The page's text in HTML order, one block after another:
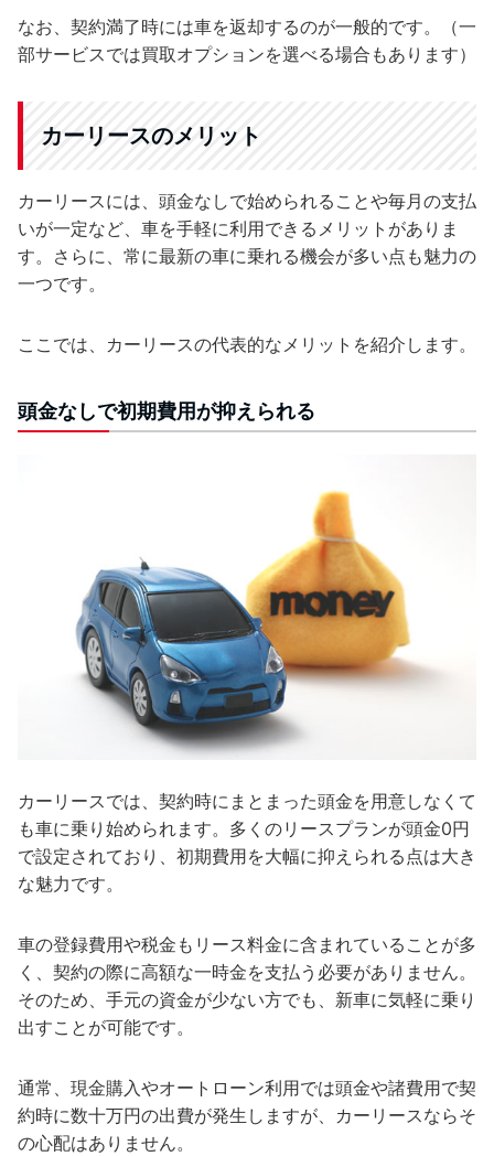
なお、契約満了時には車を返却するのが一般的です。（一
部サービスでは買取オプションを選べる場合もあります）
カーリースのメリット
カーリースには、頭金なしで始められることや毎月の支払
いが一定など、車を手軽に利用できるメリットがありま
す。さらに、常に最新の車に乗れる機会が多い点も魅力の
一つです。
ここでは、カーリースの代表的なメリットを紹介します。
頭金なしで初期費用が抑えられる
カーリースでは、契約時にまとまった頭金を用意しなくて
も車に乗り始められます。多くのリースプランが頭金0円
で設定されており、初期費用を大幅に抑えられる点は大き
な魅力です。
車の登録費用や税金もリース料金に含まれていることが多
く、契約の際に高額な一時金を支払う必要がありません。
そのため、手元の資金が少ない方でも、新車に気軽に乗り
出すことが可能です。
通常、現金購入やオートローン利用では頭金や諸費用で契
約時に数十万円の出費が発生しますが、カーリースならそ
の心配はありません。